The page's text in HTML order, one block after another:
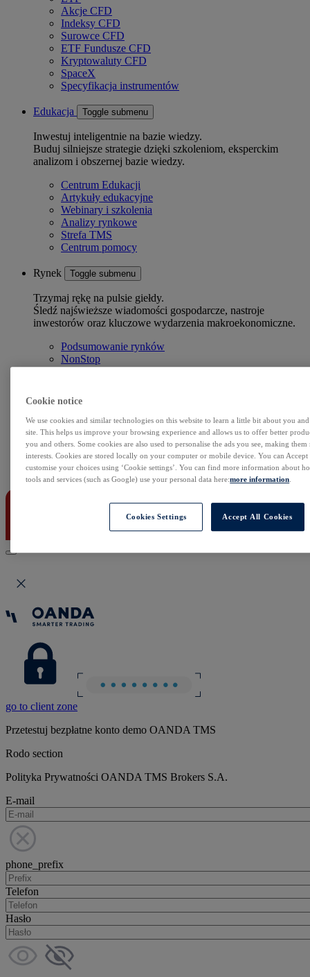
Akcje CFD
Indeksy CFD
Surowce CFD
ETF Fundusze CFD
Kryptowaluty CFD
SpaceX
Specyfikacja instrumentów
Edukacja Toggle submenu
Inwestuj inteligentnie na bazie wiedzy.
Buduj silniejsze strategie dzięki szkoleniom, eksperckim
analizom i obszernej bazie wiedzy.
Centrum Edukacji
Artykuły edukacyjne
Webinary i szkolenia
Analizy rynkowe
Strefa TMS
Centrum pomocy
Rynek Toggle submenu
Trzymaj rękę na pulsie giełdy.
Śledź najświeższe wiadomości gospodarcze, nastroje
inwestorów oraz kluczowe wydarzenia makroekonomiczne.
Podsumowanie rynków
NonStop
Notowania Live
Skaner akcji
Zdarzenia korporacyjne
Sentyment Klientów
Rolowania
Kontakt
go to client zone
Przetestuj bezpłatne konto demo OANDA TMS
Rodo section
Polityka Prywatności OANDA TMS Brokers S.A.
E-mail
phone_prefix
Telefon
Hasło
Cookie notice
We use cookies and similar technologies on this website to learn a little bit about you
site. This helps us improve your browsing experience and allows us to offer better
you and others. Some cookies are also used to personalise the ads you see, making
interests. Cookies are stored locally on your computer or mobile device. You can
customise your choices using ‘Cookie settings’. You can find more information about
tools and services (such as Google) use your personal data here:more information
Cookies Settings Accept All Cookies